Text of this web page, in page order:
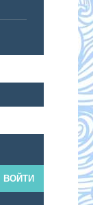
ВОЙТИ